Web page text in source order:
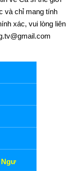
và chỉ mang tính
xác, vui lòng liên
Ngư